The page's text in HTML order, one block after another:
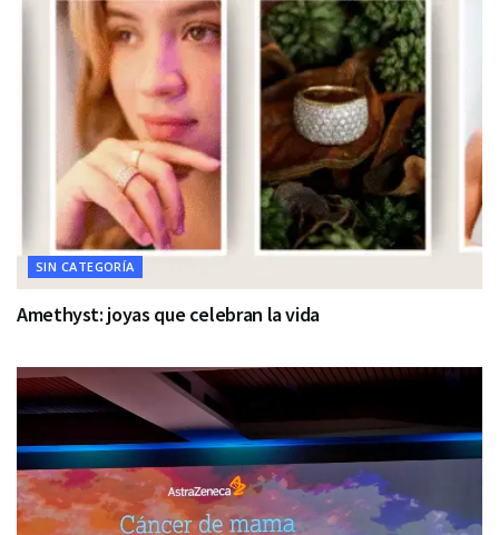
SIN CATEGORÍA
Amethyst: joyas que celebran la vida